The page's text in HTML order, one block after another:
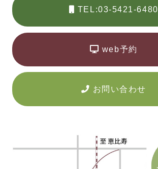
TEL:03-5421-6480
web予約
お問い合わせ